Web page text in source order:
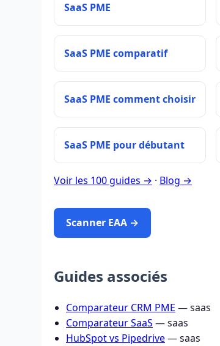
SaaS PME
SaaS PME comparatif
SaaS PME comment choisir
SaaS PME pour débutant
Voir les 100 guides → · Blog →
Scanner EAA →
Guides associés
Comparateur CRM PME — saas
Comparateur SaaS — saas
HubSpot vs Pipedrive— saas